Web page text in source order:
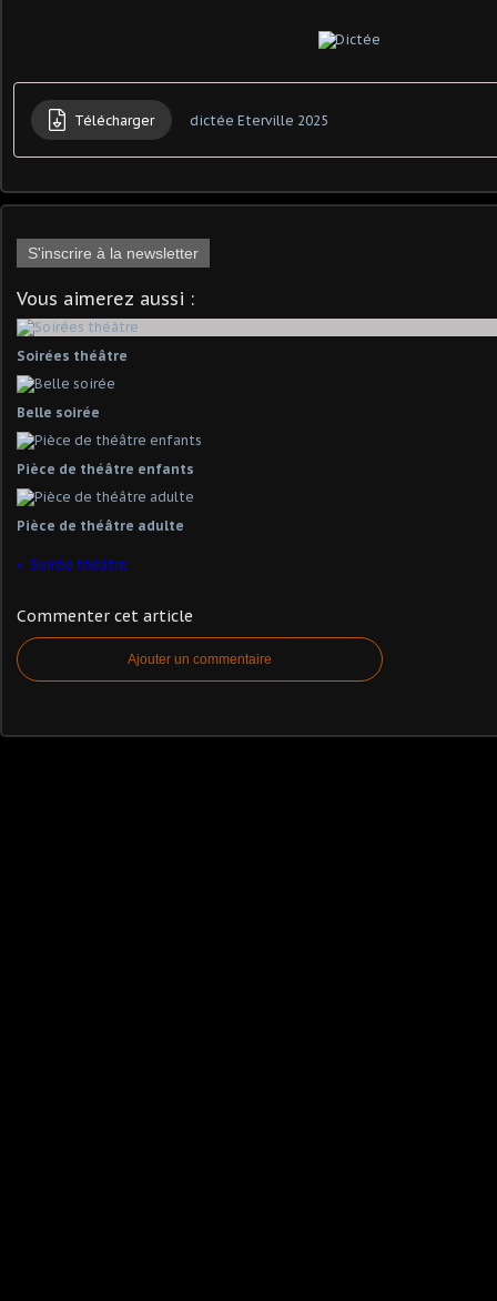
Télécharger dictée Eterville 2025
S'inscrire à la newsletter
Vous aimerez aussi :
Soirées théâtre
Belle soirée
Pièce de théâtre enfants
Pièce de théâtre adulte
Soirée théâtre
Commenter cet article
Ajouter un commentaire